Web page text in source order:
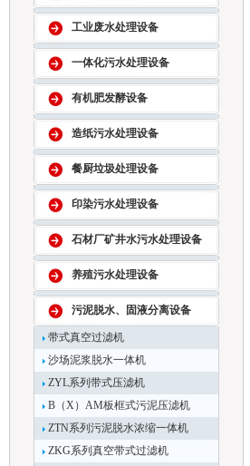
工业废水处理设备
一体化污水处理设备
有机肥发酵设备
造纸污水处理设备
餐厨垃圾处理设备
印染污水处理设备
石材厂矿井水污水处理设备
养殖污水处理设备
污泥脱水、固液分离设备
带式真空过滤机
沙场泥浆脱水一体机
ZYL系列带式压滤机
B（X）AM板框式污泥压滤机
ZTN系列污泥脱水浓缩一体机
ZKG系列真空带式过滤机